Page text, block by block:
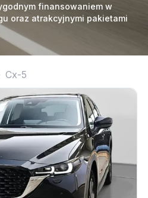
finansowaniem w
oraz atrakcyjnymi pakietami
Cx-5